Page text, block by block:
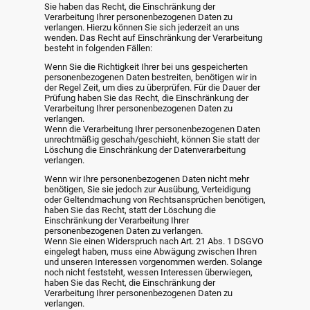
Sie haben das Recht, die Einschränkung der
Verarbeitung Ihrer personenbezogenen Daten zu
verlangen. Hierzu können Sie sich jederzeit an uns
wenden. Das Recht auf Einschränkung der Verarbeitung
besteht in folgenden Fällen:
Wenn Sie die Richtigkeit Ihrer bei uns gespeicherten
personenbezogenen Daten bestreiten, benötigen wir in
der Regel Zeit, um dies zu überprüfen. Für die Dauer der
Prüfung haben Sie das Recht, die Einschränkung der
Verarbeitung Ihrer personenbezogenen Daten zu
verlangen.
Wenn die Verarbeitung Ihrer personenbezogenen Daten
unrechtmäßig geschah/geschieht, können Sie statt der
Löschung die Einschränkung der Datenverarbeitung
verlangen.
Wenn wir Ihre personenbezogenen Daten nicht mehr
benötigen, Sie sie jedoch zur Ausübung, Verteidigung
oder Geltendmachung von Rechtsansprüchen benötigen,
haben Sie das Recht, statt der Löschung die
Einschränkung der Verarbeitung Ihrer
personenbezogenen Daten zu verlangen.
Wenn Sie einen Widerspruch nach Art. 21 Abs. 1 DSGVO
eingelegt haben, muss eine Abwägung zwischen Ihren
und unseren Interessen vorgenommen werden. Solange
noch nicht feststeht, wessen Interessen überwiegen,
haben Sie das Recht, die Einschränkung der
Verarbeitung Ihrer personenbezogenen Daten zu
verlangen.